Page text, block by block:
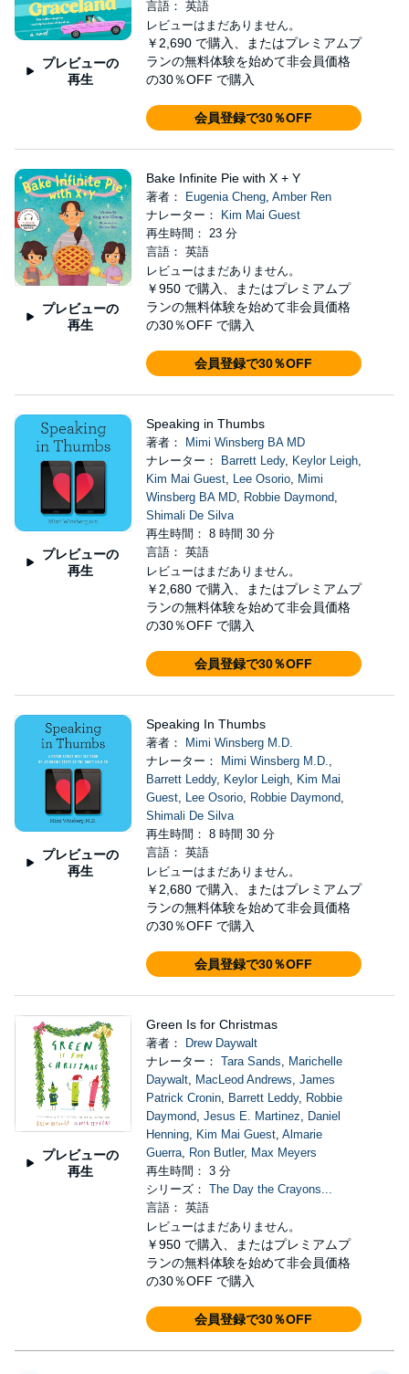
プレビューの
再生
言語： 英語
レビューはまだありません。
￥2,690 で購入、またはプレミアムプ
ランの無料体験を始めて非会員価格
の30％OFF で購入
会員登録で30％OFF
プレビューの
再生
Bake Infinite Pie with X + Y
著者： Eugenia Cheng, Amber Ren
ナレーター：
Kim Mai Guest
再生時間： 23 分
言語： 英語
レビューはまだありません。
￥950 で購入、またはプレミアムプ
ランの無料体験を始めて非会員価格
の30％OFF で購入
会員登録で30％OFF
プレビューの
再生
Speaking in Thumbs
著者：
Mimi Winsberg BA MD
ナレーター：
Barrett Ledy, Keylor Leigh,
Kim Mai Guest, Lee Osorio, Mimi
Winsberg BA MD, Robbie Daymond,
Shimali De Silva
再生時間： 8 時間 30 分
言語： 英語
レビューはまだありません。
￥2,680 で購入、またはプレミアムプ
ランの無料体験を始めて非会員価格
の30％OFF で購入
会員登録で30％OFF
プレビューの
再生
Speaking In Thumbs
著者：
Mimi Winsberg M.D.
ナレーター：
Mimi Winsberg M.D.,
Barrett Leddy, Keylor Leigh, Kim Mai
Guest, Lee Osorio, Robbie Daymond,
Shimali De Silva
再生時間： 8 時間 30 分
言語： 英語
レビューはまだありません。
￥2,680 で購入、またはプレミアムプ
ランの無料体験を始めて非会員価格
の30％OFF で購入
会員登録で30％OFF
プレビューの
再生
Green Is for Christmas
著者：
Drew Daywalt
ナレーター： Tara Sands, Marichelle
Daywalt, MacLeod Andrews, James
Patrick Cronin, Barrett Leddy, Robbie
Daymond, Jesus E. Martinez, Daniel
Henning, Kim Mai Guest, Almarie
Guerra, Ron Butler, Max Meyers
再生時間： 3 分
シリーズ： The Day the Crayons...
言語： 英語
レビューはまだありません。
￥950 で購入、またはプレミアムプ
ランの無料体験を始めて非会員価格
の30％OFF で購入
会員登録で30％OFF